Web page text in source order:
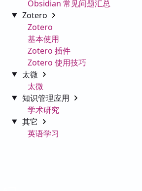
Obsidian 常见问题汇总
Zotero
Zotero
基本使用
Zotero 插件
Zotero 使用技巧
太微
太微
知识管理应用
学术研究
其它
英语学习